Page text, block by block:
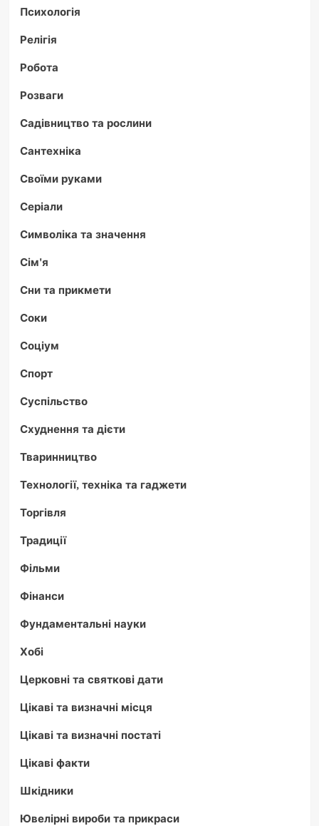
Психологія
Релігія
Робота
Розваги
Садівництво та рослини
Сантехніка
Своїми руками
Серіали
Символіка та значення
Сім'я
Сни та прикмети
Соки
Соціум
Спорт
Суспільство
Схуднення та дієти
Тваринництво
Технології, техніка та гаджети
Торгівля
Традиції
Фільми
Фінанси
Фундаментальні науки
Хобі
Церковні та святкові дати
Цікаві та визначні місця
Цікаві та визначні постаті
Цікаві факти
Шкідники
Ювелірні вироби та прикраси